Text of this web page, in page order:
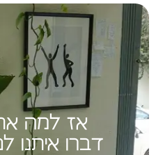
אז למה
דברו איתנו